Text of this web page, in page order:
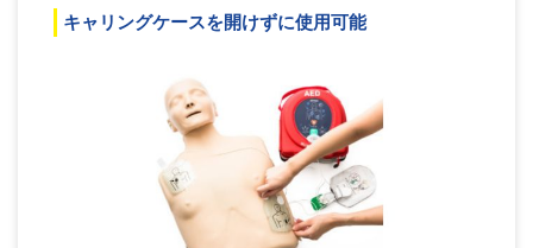
キャリングケースを開けずに使用可能